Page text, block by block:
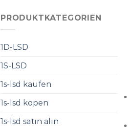
PRODUKTKATEGORIEN
1D-LSD
1S-LSD
1s-lsd kaufen
1s-lsd kopen
1s-lsd satın alın